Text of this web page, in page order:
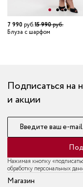
7 990руб.15 990руб.
Блуза с шарфом
Подписаться на
и акции
Введите ваш e-mail
Нажимая кнопку
обработку персональных
Магазин